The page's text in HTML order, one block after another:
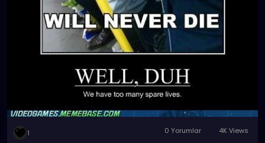
1 0 Yorumlar 4K Views